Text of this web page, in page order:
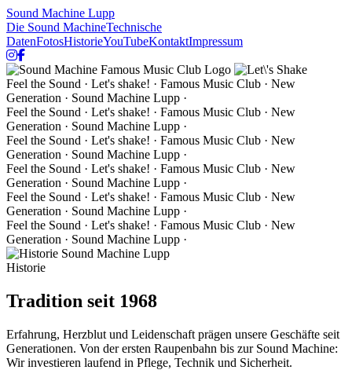
Sound Machine Lupp
Die Sound MachineTechnische
DatenFotosHistorieYouTubeKontaktImpressum
Feel the Sound · Let's shake! · Famous Music Club · New
Generation · Sound Machine Lupp ·
Feel the Sound · Let's shake! · Famous Music Club · New
Generation · Sound Machine Lupp ·
Feel the Sound · Let's shake! · Famous Music Club · New
Generation · Sound Machine Lupp ·
Feel the Sound · Let's shake! · Famous Music Club · New
Generation · Sound Machine Lupp ·
Feel the Sound · Let's shake! · Famous Music Club · New
Generation · Sound Machine Lupp ·
Feel the Sound · Let's shake! · Famous Music Club · New
Generation · Sound Machine Lupp ·
Historie
Tradition seit 1968
Erfahrung, Herzblut und Leidenschaft prägen unsere Geschäfte seit
Generationen. Von der ersten Raupenbahn bis zur Sound Machine:
Wir investieren laufend in Pflege, Technik und Sicherheit.